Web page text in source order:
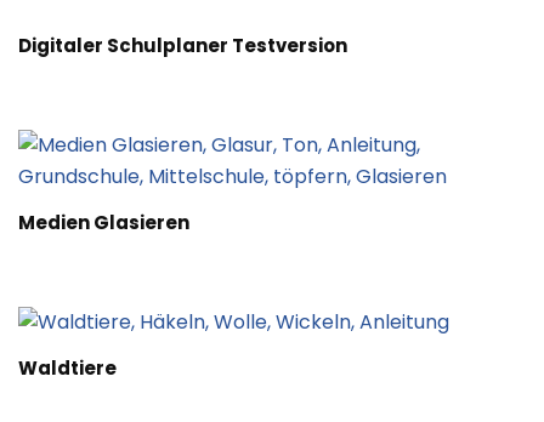
Digitaler Schulplaner Testversion
Medien Glasieren
Waldtiere